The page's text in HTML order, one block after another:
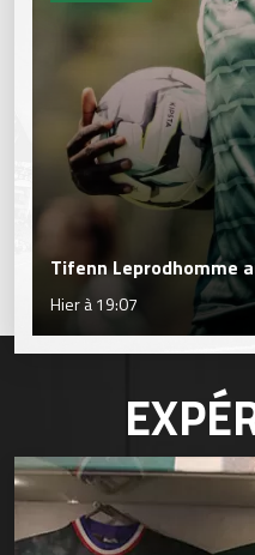
Tifenn Leprodhomme
Hier à 19:07